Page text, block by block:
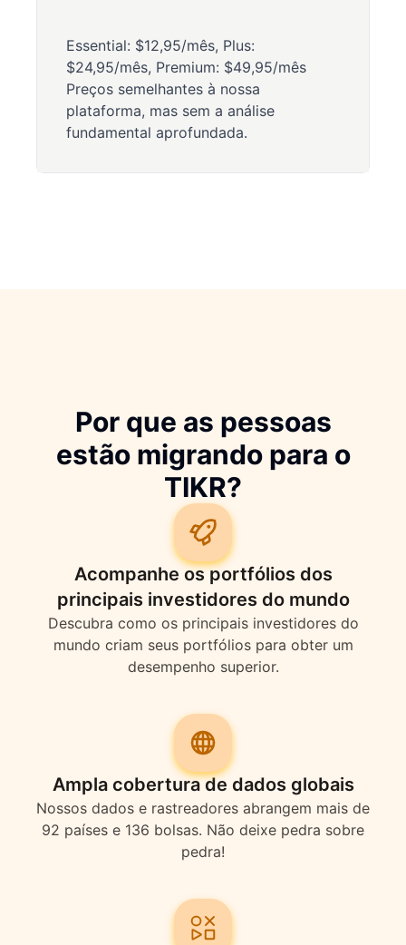
Essential: $12,95/mês, Plus:
$24,95/mês, Premium: $49,95/mês
Preços semelhantes à nossa
plataforma, mas sem a análise
fundamental aprofundada.
Por que as pessoas
estão migrando para o
TIKR?
Acompanhe os portfólios dos
principais investidores do mundo
Descubra como os principais investidores do
mundo criam seus portfólios para obter um
desempenho superior.
Ampla cobertura de dados globais
Nossos dados e rastreadores abrangem mais de
92 países e 136 bolsas. Não deixe pedra sobre
pedra!